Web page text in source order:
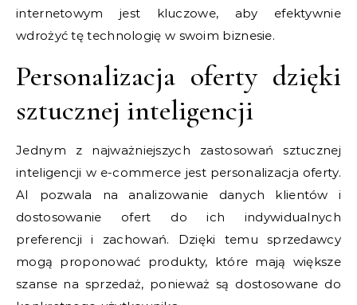
internetowym jest kluczowe, aby efektywnie
wdrożyć tę technologię w swoim biznesie.
Personalizacja oferty dzięki
sztucznej inteligencji
Jednym z najważniejszych zastosowań sztucznej
inteligencji w e-commerce jest personalizacja oferty.
AI pozwala na analizowanie danych klientów i
dostosowanie ofert do ich indywidualnych
preferencji i zachowań. Dzięki temu sprzedawcy
mogą proponować produkty, które mają większe
szanse na sprzedaż, ponieważ są dostosowane do